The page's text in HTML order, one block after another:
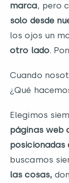
marca, pero
solo desde
los ojos un
otro lado.
Cuando
¿Qué
Elegimos
páginas web
posicionadas
buscamos
las cosas,